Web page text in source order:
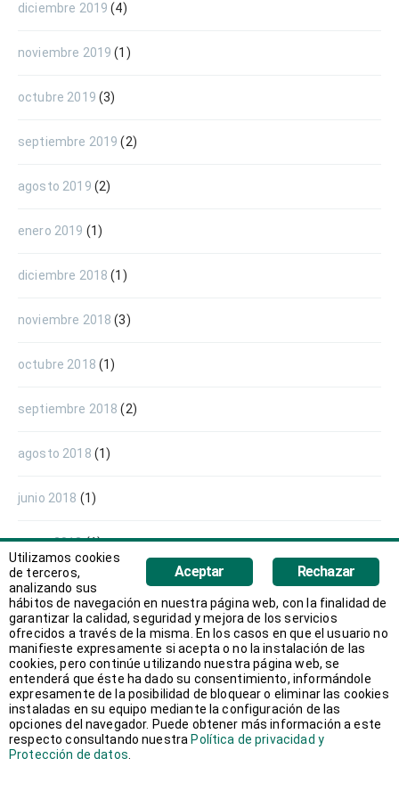
diciembre 2019 (4)
noviembre 2019 (1)
octubre 2019 (3)
septiembre 2019 (2)
agosto 2019 (2)
enero 2019 (1)
diciembre 2018 (1)
noviembre 2018 (3)
octubre 2018 (1)
septiembre 2018 (2)
agosto 2018 (1)
junio 2018 (1)
mayo 2018(1)
abril 2018 (1)
marzo 2018(2)
febrero 2018(3)
enero 2018 (2)
Rechazar
Aceptar
Utilizamos cookies
de terceros,
analizando sus
hábitos de navegación en nuestra página web, con la finalidad de
garantizar la calidad, seguridad y mejora de los servicios
ofrecidos a través de la misma. En los casos en que el usuario no
manifieste expresamente si acepta o no la instalación de las
cookies, pero continúe utilizando nuestra página web, se
entenderá que éste ha dado su consentimiento, informándole
expresamente de la posibilidad de bloquear o eliminar las cookies
instaladas en su equipo mediante la configuración de las
opciones del navegador. Puede obtener más información a este
respecto consultando nuestra Política de privacidad y
Protección de datos